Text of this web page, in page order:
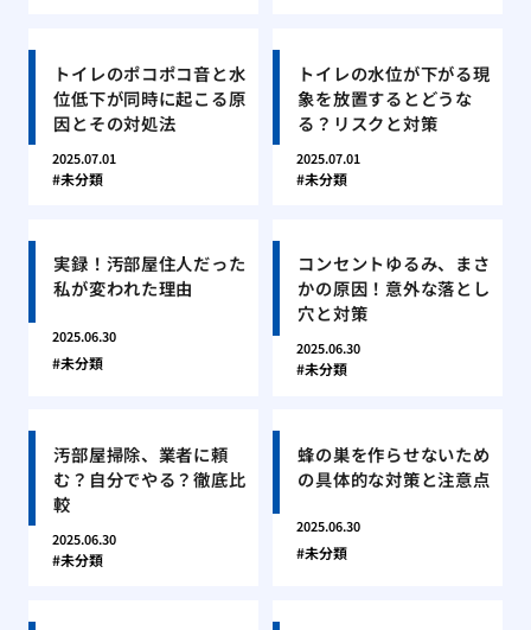
トイレのポコポコ音と水
位低下が同時に起こる原
因とその対処法
2025.07.01
未分類
トイレの水位が下がる現
象を放置するとどうな
る？リスクと対策
2025.07.01
未分類
実録！汚部屋住人だった
私が変われた理由
2025.06.30
未分類
コンセントゆるみ、まさ
かの原因！意外な落とし
穴と対策
2025.06.30
未分類
汚部屋掃除、業者に頼
む？自分でやる？徹底比
較
2025.06.30
未分類
蜂の巣を作らせないため
の具体的な対策と注意点
2025.06.30
未分類